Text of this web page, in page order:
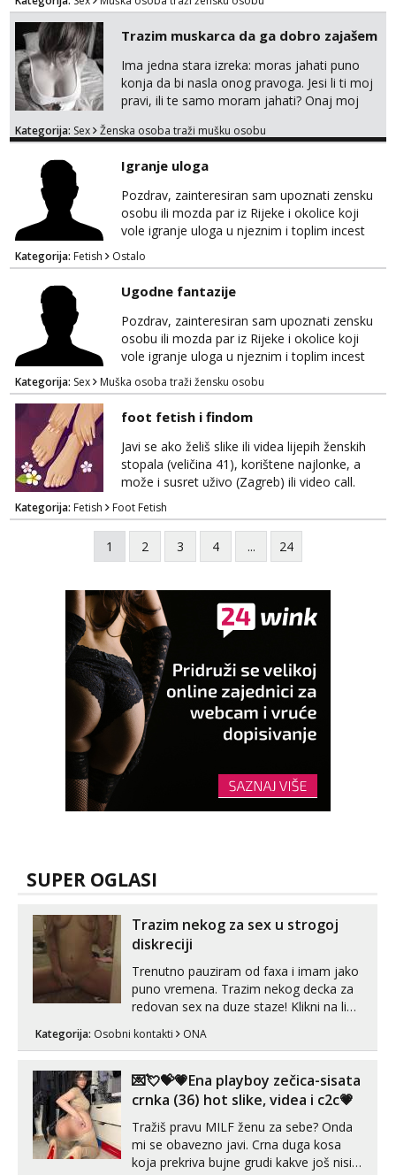
prostate,rimyob,extremno full perverzno,bez
tabua,najlonke crne i visoke sexy štikle
obavezno imati na sebi,za početak s.t.o
nudim za druženje večeras,noć kod
mene,javljanje isključivo pozivom
Trazim muskarca da ga dobro zajašem
Ima jedna stara izreka: moras jahati puno
konja da bi nasla onog pravoga. Jesi li ti moj
pravi, ili te samo moram jahati? Onaj moj
na sexdater link i javi mi se tamo....
Kategorija: Sex Ženska osoba traži mušku osobu
Igranje uloga
Pozdrav, zainteresiran sam upoznati zensku
osobu ili mozda par iz Rijeke i okolice koji
vole igranje uloga u njeznim i toplim incest
pricama, izgled nebitan, bitno je da znas sto
zelis i da se volis zabavljati. Javitese na mail,
viber, wapp ili zovite. Samo ozbiljni, hvala
Kategorija: Fetish Ostalo
Ugodne fantazije
Pozdrav, zainteresiran sam upoznati zensku
osobu ili mozda par iz Rijeke i okolice koji
vole igranje uloga u njeznim i toplim incest
pricama, izgled nebitan, bitno je da znas sto
zelis i da se volis zabavljati. Javitese na mail,
viber, wapp ili zovite. Samo ozbiljni, hvala
Kategorija: Sex Muška osoba traži žensku osobu
foot fetish i findom
Javi se ako želiš slike ili videa lijepih ženskih
stopala (veličina 41), korištene najlonke, a
može i susret uživo (Zagreb) ili video call.
Mlada sam, lijepa i obrazovana te spremna za
dogovore i ispunjavanje želja. Molim samo
ozbiljni, spremni na dugoročnu suradnju i koji
mogu adekvatno platiti ono što nudim. :)
svojim željama i ponudama.
Kategorija: Fetish Foot Fetish
1 2 3 4 ... 24
SUPER OGLASI
Trazim nekog za sex u strogoj
diskreciji
Trenutno pauziram od faxa i imam jako
puno vremena. Trazim nekog decka za
redovan sex na duze staze! Klikni na link
Kategorija: Osobni kontakti ONA
💌💘💝💗Ena playboy zečica-sisata
crnka (36) hot slike, videa i c2c💗
Tražiš pravu MILF ženu za sebe? Onda
mi se obavezno javi. Crna duga kosa
koja prekriva bujne grudi kakve još nisi